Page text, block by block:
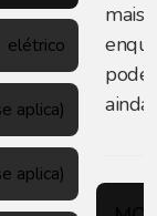
elétrico
aplica)
aplica)
mais
ainda